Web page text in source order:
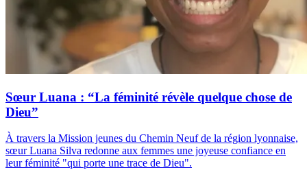
Sœur Luana : “La féminité révèle quelque chose de
Dieu”
À travers la Mission jeunes du Chemin Neuf de la région lyonnaise,
sœur Luana Silva redonne aux femmes une joyeuse confiance en
leur féminité "qui porte une trace de Dieu".